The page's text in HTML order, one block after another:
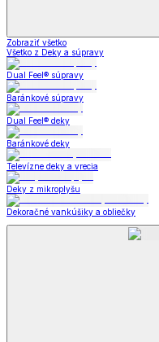
Zobraziť všetko
Všetko z Deky a súpravy
Dual Feel® súpravy
Baránkové súpravy
Dual Feel® deky
Baránkové deky
Televízne deky a vrecia
Deky z mikroplyšu
Dekoračné vankúšiky a obliečky